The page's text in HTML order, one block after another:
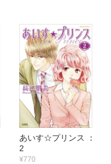
あいす☆プリンス ：
2
¥770